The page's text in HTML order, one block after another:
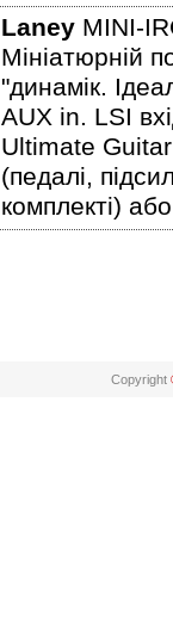
Laney MINI-
Мініатюрній
"динамік.
AUX in. LSI
Ultimate Guitar
(педалі,
комплекті)
Copyright